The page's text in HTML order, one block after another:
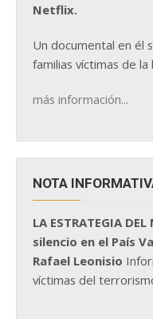
Netflix.
Un documental en él
familias víctimas de
más información...
NOTA
LA ESTRATEGIA
silencio en el País
Rafael Leonisio
víctimas del